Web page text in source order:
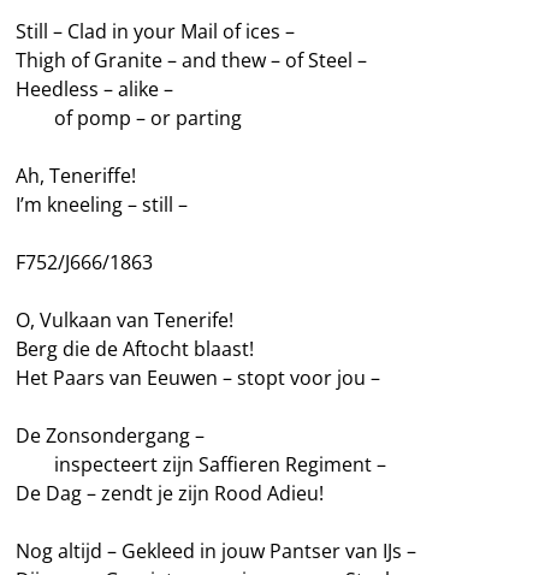
Still – Clad in your Mail of ices –
Thigh of Granite – and thew – of Steel –
Heedless – alike –
of pomp – or parting
Ah, Teneriffe!
I’m kneeling – still –
F752/J666/1863
O, Vulkaan van Tenerife!
Berg die de Aftocht blaast!
Het Paars van Eeuwen – stopt voor jou –
De Zonsondergang –
inspecteert zijn Saffieren Regiment –
De Dag – zendt je zijn Rood Adieu!
Nog altijd – Gekleed in jouw Pantser van IJs –